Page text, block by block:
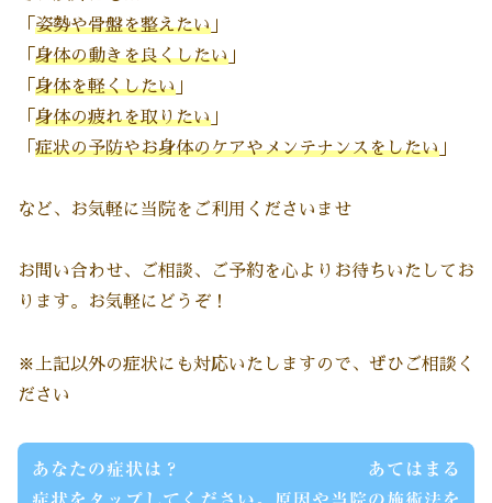
「 姿勢や骨盤を整えたい 」
「 身体の動きを良くしたい 」
「 身体を軽くしたい 」
「 身体の疲れを取りたい 」
「 症状の予防やお身体のケアやメンテナンスをしたい 」
など、お気軽に当院をご利用くださいませ
お問い合わせ、ご相談、ご予約を心よりお待ちいたしてお
ります。お気軽にどうぞ！
※上記以外の症状にも対応いたしますので、ぜひご相談く
ださい
あなたの症状は？ あてはまる